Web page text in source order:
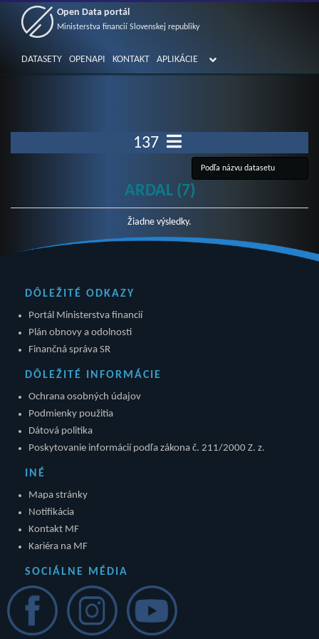
Open Data portál
Ministerstva financií Slovenskej republiky
DATASETY OPENAPI KONTAKT APLIKÁCIE
137
ARDAL (7)
Žiadne výsledky.
DÔLEŽITÉ ODKAZY
Portál Ministerstva financií
Plán obnovy a odolnosti
Finančná správa SR
DÔLEŽITÉ INFORMÁCIE
Ochrana osobných údajov
Podmienky použitia
Dátová politika
Poskytovanie informácií podľa zákona č. 211/2000 Z. z.
INÉ
Mapa stránky
Notifikácia
Kontakt MF
Kariéra na MF
SOCIÁLNE MÉDIA